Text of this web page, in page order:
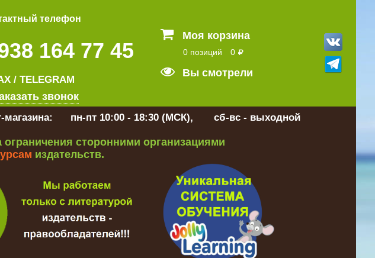
телефон
164 77 45
/ TELEGRAM
звонок
Моя корзина
0 позиций 0
Вы смотрели
пн-пт 10:00 - 18:30 (МСК), сб-вс - выходной
ограничения сторонними организациями
издательств.